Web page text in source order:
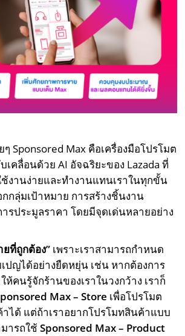
Sponsored Max คือเครื่องมือโปรโมต
คลื่อนด้วย AI อัจฉริยะของ Lazada ที่
งานง่ายและทำงานแทนเราในทุกขั้น
กลุ่มเป้าหมาย การสร้างชิ้นงาน
รประมูลราคา โดยมีจุดเด่นหลายอย่าง
ยที่ถูกต้อง” เพราะเราสามารถกำหนด
ปญได้อย่างยืดหยุ่น เช่น หากต้องการ
ห้คนรู้จักร้านของเราในวงกว้าง เราก็
Max – Store เพื่อโปรโมต
ได้ แต่ถ้าเราอยากโปรโมทสินค้าแบบ
มารถใช้Sponsored Max – Product